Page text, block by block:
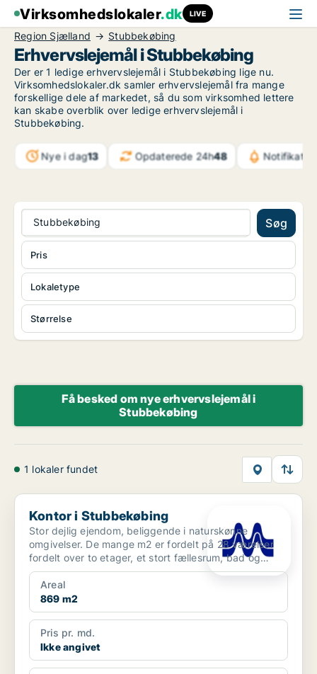
Virksomhedslokaler.dk LIVE
Region Sjælland Stubbekøbing
Erhvervslejemål i Stubbekøbing
Der er 1 ledige erhvervslejemål i Stubbekøbing lige nu.
Virksomhedslokaler.dk samler erhvervslejemål fra mange
forskellige dele af markedet, så du som virksomhed lettere
kan skabe overblik over ledige erhvervslejemål i
Stubbekøbing.
Nye i dag13 Opdaterede 24h48
Stubbekøbing Søg
Lokaletype
Størrelse
Pris
Få besked om nye erhvervslejemål i
Stubbekøbing
1 lokaler fundet
Kontor i Stubbekøbing
Kontor i Stubbekøbing
Stor dejlig ejendom, beliggende i naturskønne
omgivelser. De mange m2 er fordelt på 28 værelser
fordelt over to etager, et stort fællesrum, bad og
toilet, s...
Areal
869 m2
Pris pr. md.
Ikke angivet